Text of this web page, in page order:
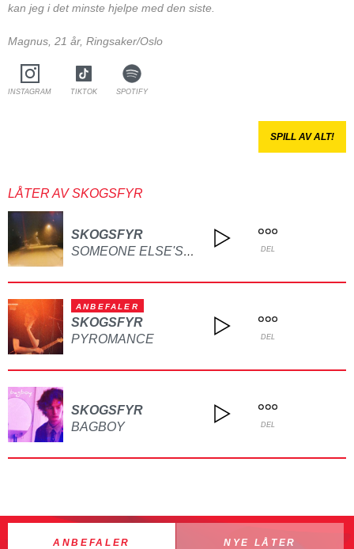
kan jeg i det minste hjelpe med den siste.
Magnus, 21 år, Ringsaker/Oslo
INSTAGRAM TIKTOK SPOTIFY
SPILL AV ALT!
LÅTER AV SKOGSFYR
SKOGSFYR
SOMEONE ELSE'S MIND DEL
ANBEFALER
SKOGSFYR
PYROMANCE
DEL
SKOGSFYR
BAGBOY
DEL
ANBEFALER NYE LÅTER